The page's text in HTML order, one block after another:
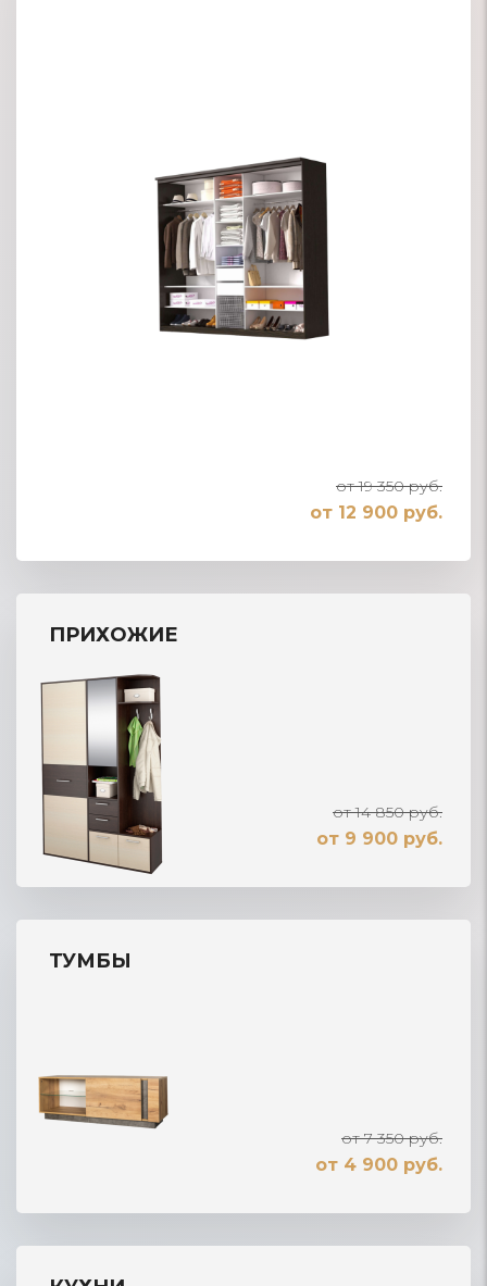
от 19 350 руб.
от 12 900 руб.
ПРИХОЖИЕ
от 14 850 руб.
от 9 900 руб.
ТУМБЫ
от 7 350 руб.
от 4 900 руб.